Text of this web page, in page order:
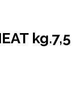
kg.7,5